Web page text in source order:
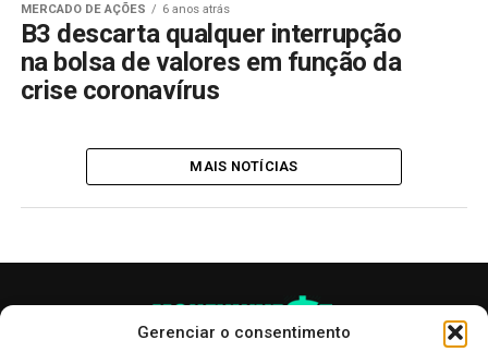
Gerenciar o consentimento
MERCADO DE AÇÕES 6 anos atrás
B3 descarta qualquer interrupção
na bolsa de valores em função da
crise coronavírus
MAIS NOTÍCIAS